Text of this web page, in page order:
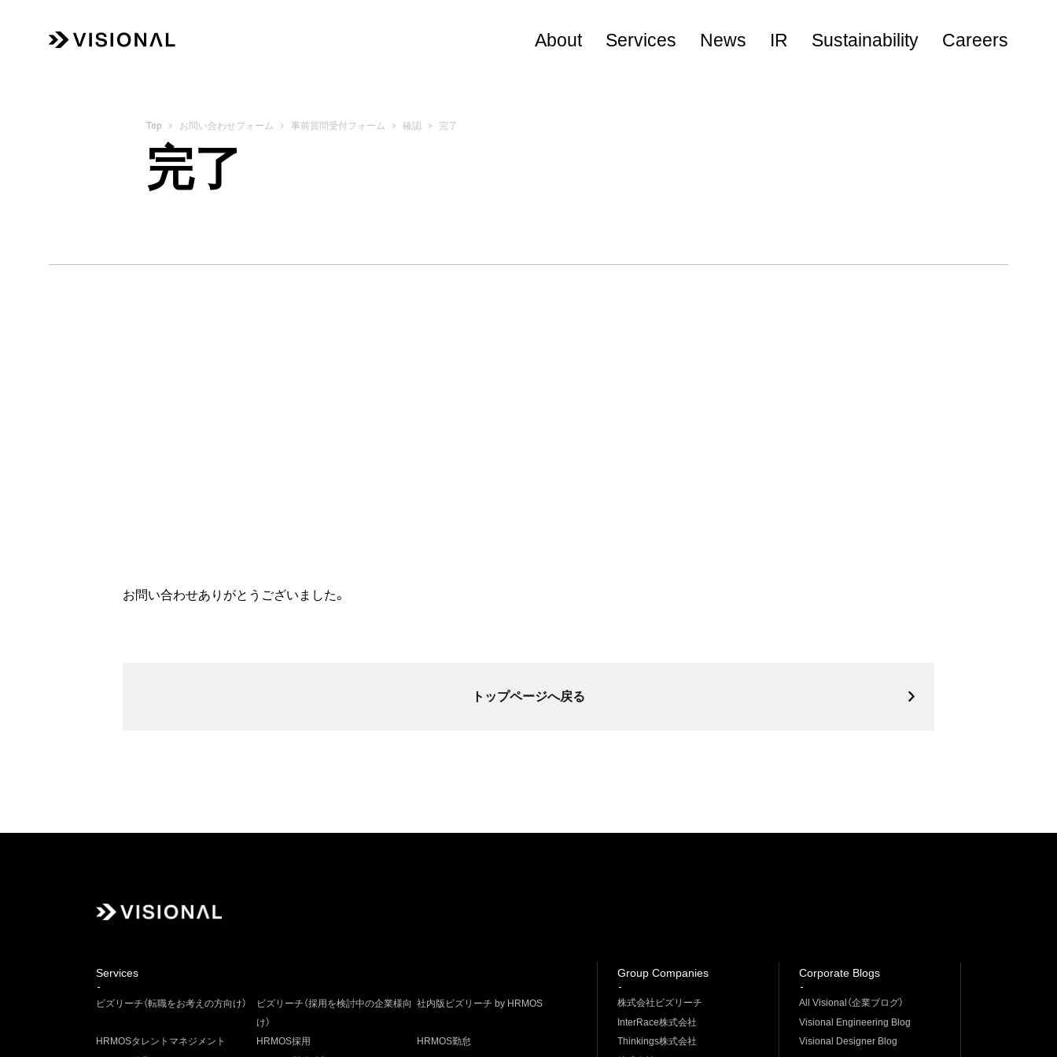
お問い合わせフォーム 事前質問受付フォーム 確認 完了
完了
お問い合わせありがとうございました。
トップページへ戻る
About Services News IR Sustainability Careers
Services
ビズリーチ（転職をお考えの方向け）
ビズリーチ（採用を検討中の企業様向
け）
社内版ビズリーチ by HRMOS
HRMOSタレントマネジメント HRMOS採用
HRMOS勤怠
Group Companies
株式会社ビズリーチ
InterRace株式会社
Thinkings株式会社
Corporate Blogs
All Visional（企業ブログ）
Visional Engineering Blog
Visional Designer Blog